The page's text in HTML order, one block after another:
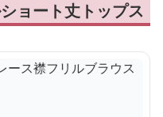
ョート丈トップス